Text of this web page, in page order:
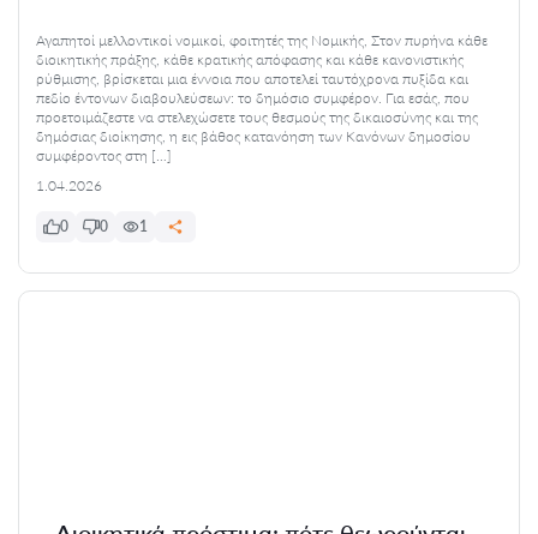
Αγαπητοί μελλοντικοί νομικοί, φοιτητές της Νομικής, Στον πυρήνα κάθε
διοικητικής πράξης, κάθε κρατικής απόφασης και κάθε κανονιστικής
ρύθμισης, βρίσκεται μια έννοια που αποτελεί ταυτόχρονα πυξίδα και
πεδίο έντονων διαβουλεύσεων: το δημόσιο συμφέρον. Για εσάς, που
προετοιμάζεστε να στελεχώσετε τους θεσμούς της δικαιοσύνης και της
δημόσιας διοίκησης, η εις βάθος κατανόηση των Κανόνων δημοσίου
συμφέροντος στη […]
1.04.2026
0 0 1